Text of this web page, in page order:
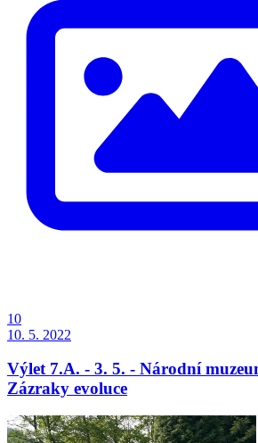
10
10. 5. 2022
Výlet 7.A. - 3. 5. - Národní
Zázraky evoluce